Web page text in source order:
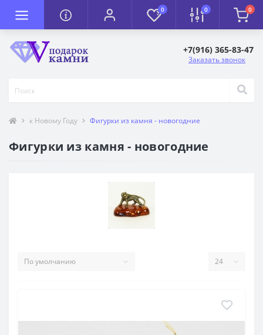
0 0 0
+7(916) 365-83-47
Заказать звонок
к Новому Году Фигурки из камня - новогодние
Фигурки из камня - новогодние